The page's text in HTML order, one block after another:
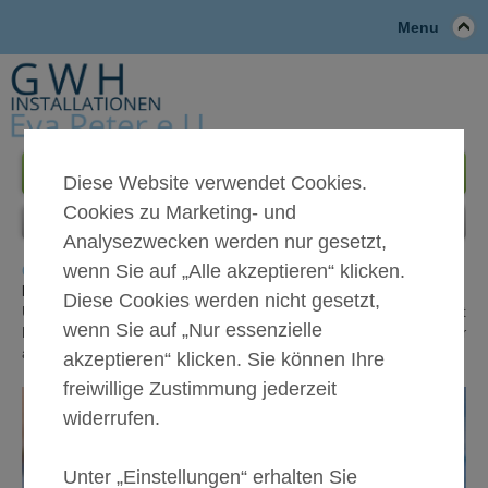
Menu
+43 1 714 67 65
G W H - INSTALLATIONEN EVA PETER
Ihr zuverlässiger Installateur in 1020 Wien
Unser bereits seit über 30 Jahren bestehender Familienbetrieb mit
Hauptzweig Gas-, Wasser-, Sanitär & Installateur zeichnet sich vor
allem durch kompetente Hilfsbereitschaft auch in Kleingebrechen aus.
Diese Website verwendet Cookies.
Cookies zu Marketing- und
Analysezwecken werden nur gesetzt,
wenn Sie auf „Alle akzeptieren“ klicken.
Diese Cookies werden nicht gesetzt,
wenn Sie auf „Nur essenzielle
akzeptieren“ klicken. Sie können Ihre
freiwillige Zustimmung jederzeit
widerrufen.
Unter „Einstellungen“ erhalten Sie